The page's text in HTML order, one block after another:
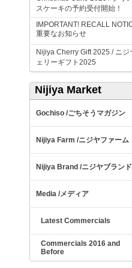
スケーキの予約受付開始！
IMPORTANT! RECALL
重要なお知らせ
Nijiya Cherry Gift 2025 / ニジ
ェリーギフト 2025
Nijiya Market
Gochiso /ごちそうマガジン
Nijiya Farm /ニジヤファーム
Nijiya Brand /ニジヤブランド
Media / メディア
Latest Commercials
Commercials 2016 and
Before